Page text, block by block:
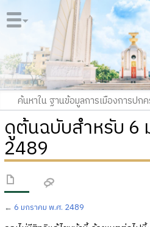
ดูต้นฉบับสำหรับ 6
2489
← 6 มกราคม พ.ศ. 2489